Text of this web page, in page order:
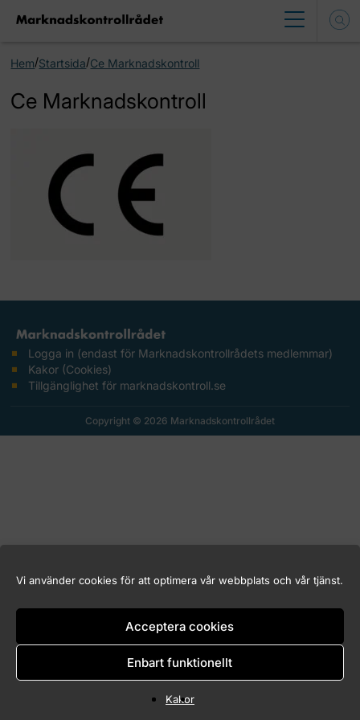
Vi använder cookies för att optimera vår webbplats och vår tjänst.
Acceptera cookies
Enbart funktionellt
Kakor
Hem/Startsida/Ce Marknadskontroll
Ce Marknadskontroll
Logga in (endast för Marknadskontrollrådets medlemmar)
Kakor (Cookies)
Tillgänglighet för marknadskontroll.se
Copyright © 2026 Marknadskontrollrådet